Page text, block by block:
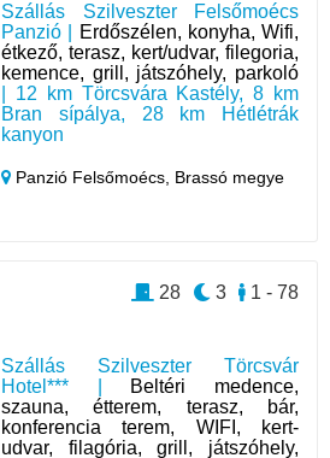
Szállás Szilveszter Felsőmoécs
Panzió |
Erdőszélen, konyha, Wifi,
étkező, terasz, kert/udvar, filegoria,
kemence, grill, játszóhely, parkoló
| 12 km Törcsvára Kastély, 8 km
Bran sípálya, 28 km Hétlétrák
kanyon
Panzió Felsőmoécs, Brassó megye
Szállás Szilveszter Törcsvár
Hotel*** | Beltéri medence,
szauna, étterem, terasz, bár,
konferencia terem, WIFI, kert-
udvar, filagória, grill, játszóhely,
1 - 78
3
28